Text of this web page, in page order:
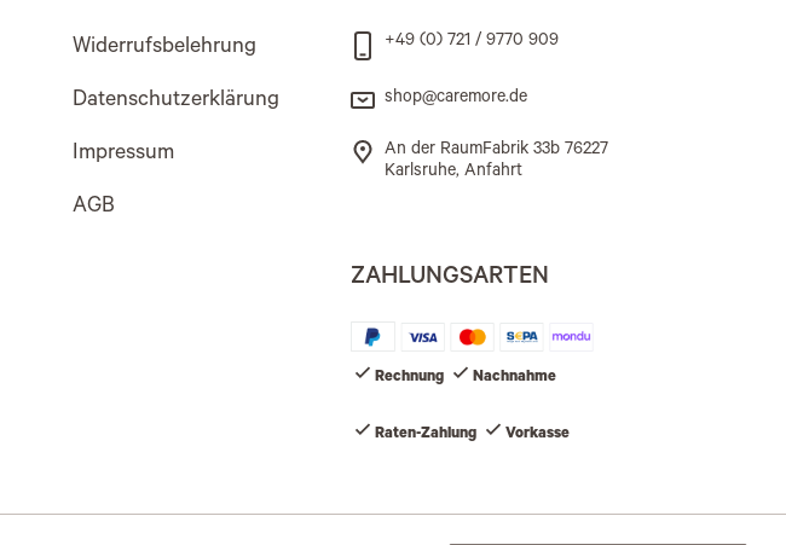
Widerrufsbelehrung
Datenschutzerklärung
Impressum
AGB
+49 (0) 721 / 9770 909
shop@caremore.de
An der RaumFabrik 33b 76227
Karlsruhe, Anfahrt
ZAHLUNGSARTEN
Rechnung Nachnahme
Raten-Zahlung Vorkasse